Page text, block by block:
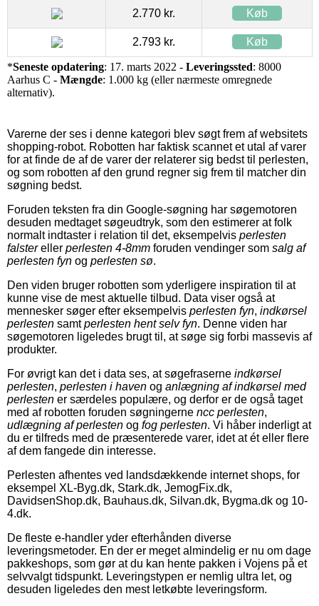
2.770 kr. Køb
2.793 kr. Køb
*Seneste opdatering: 17. marts 2022 - Leveringssted: 8000
Aarhus C - Mængde: 1.000 kg (eller nærmeste omregnede
alternativ).
Varerne der ses i denne kategori blev søgt frem af websitets
shopping-robot. Robotten har faktisk scannet et utal af varer
for at finde de af de varer der relaterer sig bedst til perlesten,
og som robotten af den grund regner sig frem til matcher din
søgning bedst.
Foruden teksten fra din Google-søgning har søgemotoren
desuden medtaget søgeudtryk, som den estimerer at folk
normalt indtaster i relation til det, eksempelvis perlesten
falstereller perlesten 4-8mm foruden vendinger som salg af
perlesten fyn og perlesten sø.
Den viden bruger robotten som yderligere inspiration til at
kunne vise de mest aktuelle tilbud. Data viser også at
mennesker søger efter eksempelvis perlesten fyn, indkørsel
perlesten samtperlesten hent selv fyn. Denne viden har
søgemotoren ligeledes brugt til, at søge sig forbi massevis af
produkter.
For øvrigt kan det i data ses, at søgefraserne indkørsel
perlesten, perlesten i haven og anlægning af indkørsel med
perlesten er særdeles populære, og derfor er de også taget
med af robotten foruden søgningerne ncc perlesten,
udlægning af perlesten og fog perlesten. Vi håber inderligt at
du er tilfreds med de præsenterede varer, idet at ét eller flere
af dem fangede din interesse.
Perlesten afhentes ved landsdækkende internet shops, for
eksempel XL-Byg.dk, Stark.dk, JemogFix.dk,
DavidsenShop.dk, Bauhaus.dk, Silvan.dk, Bygma.dk og 10-
4.dk.
De fleste e-handler yder efterhånden diverse
leveringsmetoder. En der er meget almindelig er nu om dage
pakkeshops, som gør at du kan hente pakken i Vojens på et
selvvalgt tidspunkt. Leveringstypen er nemlig ultra let, og
desuden ligeledes den mest letkøbte leveringsform.